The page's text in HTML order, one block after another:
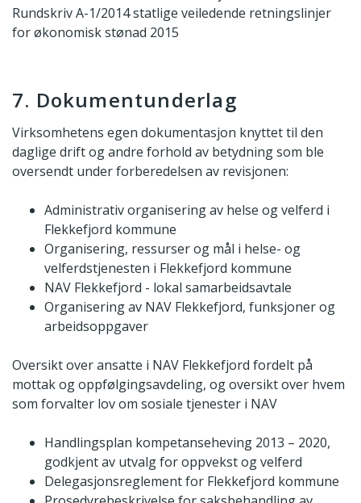
Rundskriv A-1/2014 statlige veiledende retningslinjer
for økonomisk stønad 2015
7. Dokumentunderlag
Virksomhetens egen dokumentasjon knyttet til den
daglige drift og andre forhold av betydning som ble
oversendt under forberedelsen av revisjonen:
Administrativ organisering av helse og velferd i
Flekkefjord kommune
Organisering, ressurser og mål i helse- og
velferdstjenesten i Flekkefjord kommune
NAV Flekkefjord - lokal samarbeidsavtale
Organisering av NAV Flekkefjord, funksjoner og
arbeidsoppgaver
Oversikt over ansatte i NAV Flekkefjord fordelt på
mottak og oppfølgingsavdeling, og oversikt over hvem
som forvalter lov om sosiale tjenester i NAV
Handlingsplan kompetanseheving 2013 – 2020,
godkjent av utvalg for oppvekst og velferd
Delegasjonsreglement for Flekkefjord kommune